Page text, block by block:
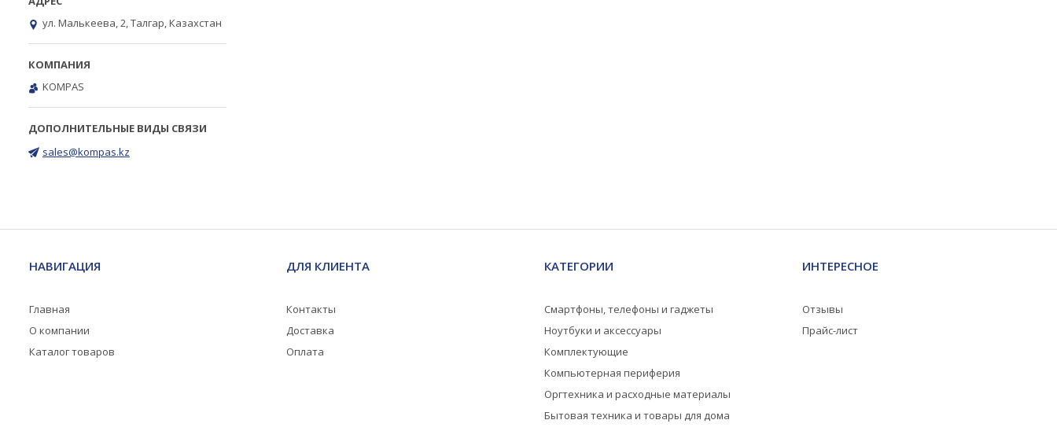
ул. Малькеева, 2, Талгар, Казахстан
KOMPAS
sales@kompas.kz
НАВИГАЦИЯ
Главная
О компании
Каталог товаров
ДЛЯ КЛИЕНТА
Контакты
Доставка
Оплата
КАТЕГОРИИ
Смартфоны, телефоны и гаджеты
Ноутбуки и аксессуары
Комплектующие
Компьютерная периферия
Оргтехника и расходные материалы
Бытовая техника и товары для дома
ИНТЕРЕСНОЕ
Отзывы
Прайс-лист